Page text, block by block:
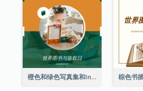
橙色和绿色写真集和Instagram版权日